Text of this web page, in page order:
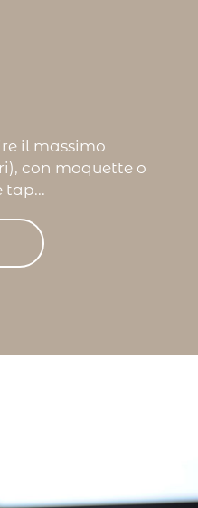
il massimo
con moquette o
tap...